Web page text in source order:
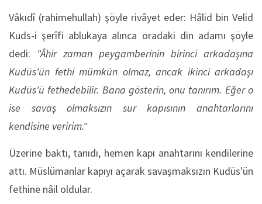
Vâkıdî (rahimehullah) şöyle rivâyet eder: Hâlid bin Velid
Kuds-i şerîfi ablukaya alınca oradaki din adamı şöyle
dedi: "Âhir zaman peygamberinin birinci arkadaşına
Kudüs'ün fethi mümkün olmaz, ancak ikinci arkadaşı
Kudüs'ü fethedebilir. Bana gösterin, onu tanırım. Eğer o
ise savaş olmaksızın sur kapısının anahtarlarını
kendisine veririm."
Üzerine baktı, tanıdı, hemen kapı anahtarını kendilerine
attı. Müslümanlar kapıyı açarak savaşmaksızın Kudüs'ün
fethine nâil oldular.